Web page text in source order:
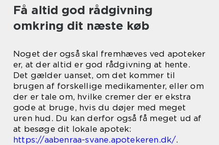
Få altid god rådgivning
omkring dit næste køb
Noget der også skal fremhæves ved apoteker
er, at der altid er god rådgivning at hente.
Det gælder uanset, om det kommer til
brugen af forskellige medikamenter, eller om
der er tale om, hvilke cremer der er ekstra
gode at bruge, hvis du døjer med meget
uren hud. Du kan derfor også få meget ud af
at besøge dit lokale apotek:
https://aabenraa-svane.apotekeren.dk/.